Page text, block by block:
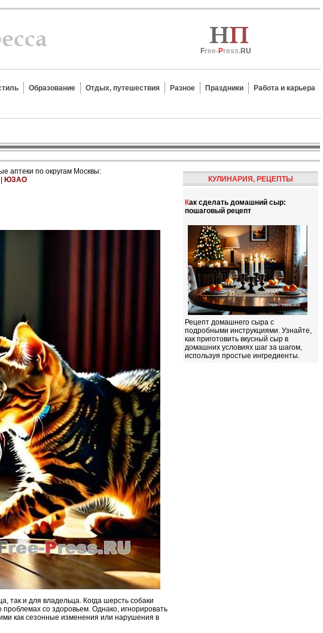
Free-Press.RU
Образование Отдых, путешествия Разное Праздники
Работа и карьера
аптеки по округам Москвы:
ЮЗАО
так и для владельца. Когда шерсть собаки
проблемах со здоровьем. Однако, игнорировать
как сезонные изменения или нарушения в
КУЛИНАРИЯ, РЕЦЕПТЫ
Как сделать домашний сыр:
пошаговый рецепт
Рецепт домашнего сыра с
подробными инструкциями. Узнайте,
как приготовить вкусный сыр в
домашних условиях шаг за шагом,
используя простые ингредиенты.